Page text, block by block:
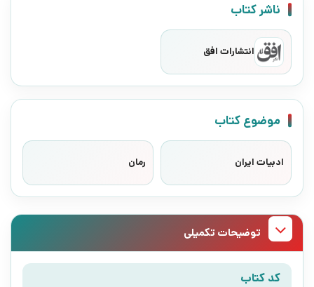
ناشر کتاب
انتشارات افق
موضوع کتاب
ادبیات ایران رمان
توضیحات تکمیلی
کد کتاب